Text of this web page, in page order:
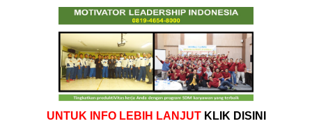
UNTUK INFO LEBIH LANJUT KLIK DISINI